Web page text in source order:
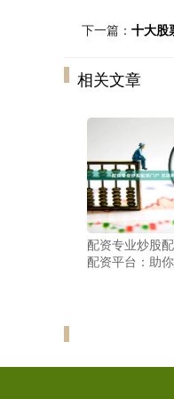
下一篇： 十大股
相关文章
配资专业炒股
配资平台：助